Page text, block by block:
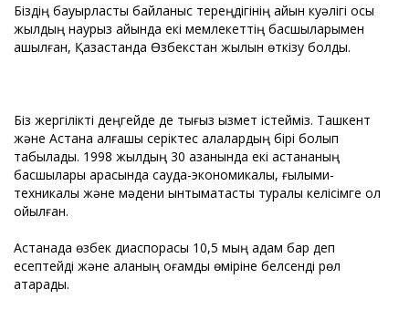
Біздің бауырластық байланыс тереңдігінің айқын куәлігі осы
жылдың наурыз айында екі мемлекеттің басшыларымен
ашылған, Қазақстанда Өзбекстан жылын өткізу болды.
Біз жергілікті деңгейде де тығыз қызмет істейміз. Ташкент
және Астана алғашқы серіктес қалалардың бірі болып
табылады. 1998 жылдың 30 қазанында екі астананың
басшылары арасында сауда-экономикалық, ғылыми-
техникалық және мәдени ынтымақтастық туралы келісімге қол
қойылған.
Астанада өзбек диаспорасы 10,5 мың адам бар деп
есептейді және қаланың қоғамдық өміріне белсенді рөл
атқарады.